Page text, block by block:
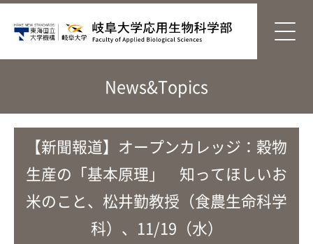
News&Topics
【新聞報道】オープンカレッジ：穀物
生産の「基本原理」 知ってほしいお
米のこと、松井勤教授（食農生命科学
科）、11/19（水）